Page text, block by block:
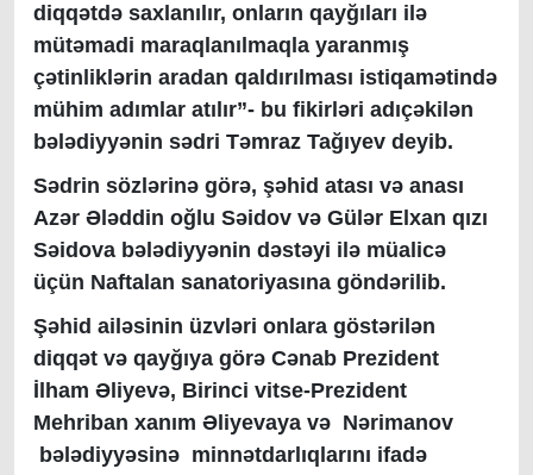
diqqətdə saxlanılır, onların qayğıları ilə
mütəmadi maraqlanılmaqla yaranmış
çətinliklərin aradan qaldırılması istiqamətində
mühim adımlar atılır”- bu fikirləri adıçəkilən
bələdiyyənin sədri Təmraz Tağıyev deyib.
Sədrin sözlərinə görə, şəhid atası və anası
Azər Ələddin oğlu Səidov və Gülər Elxan qızı
Səidova bələdiyyənin dəstəyi ilə müalicə
üçün Naftalan sanatoriyasına göndərilib.
Şəhid ailəsinin üzvləri onlara göstərilən
diqqət və qayğıya görə Cənab Prezident
İlham Əliyevə, Birinci vitse-Prezident
Mehriban xanım Əliyevaya və Nərimanov
bələdiyyəsinə minnətdarlıqlarını ifadə